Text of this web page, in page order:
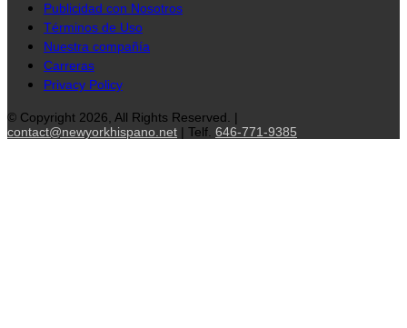
Publicidad con Nosotros
Términos de Uso
Nuestra compañía
Carreras
Privacy Policy
© Copyright 2026, All Rights Reserved. |
contact@newyorkhispano.net | Telf. 646-771-9385